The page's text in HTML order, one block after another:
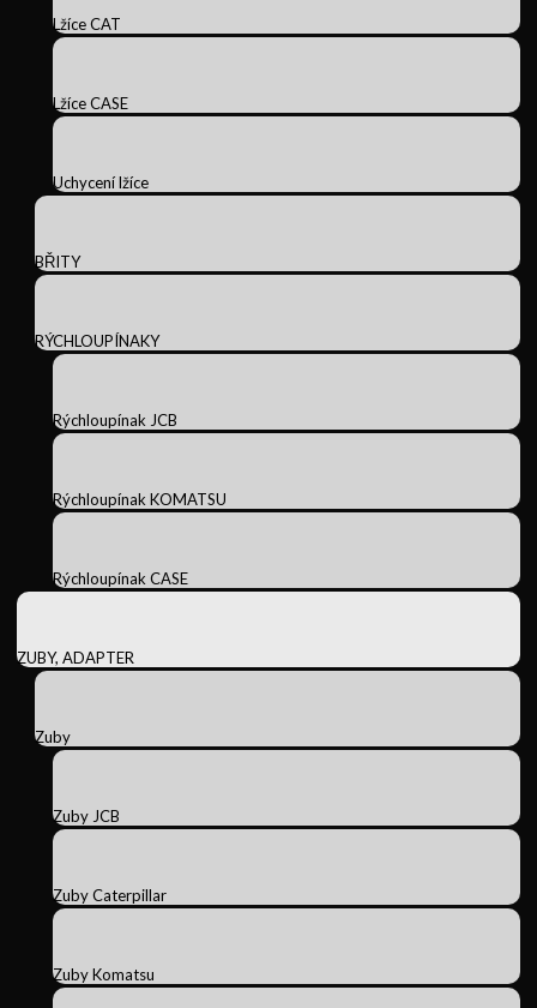
Lžíce CAT
Lžíce CASE
Uchycení lžíce
BŘITY
RÝCHLOUPÍNAKY
Rýchloupínak JCB
Rýchloupínak KOMATSU
Rýchloupínak CASE
ZUBY, ADAPTER
Zuby
Zuby JCB
Zuby Caterpillar
Zuby Komatsu